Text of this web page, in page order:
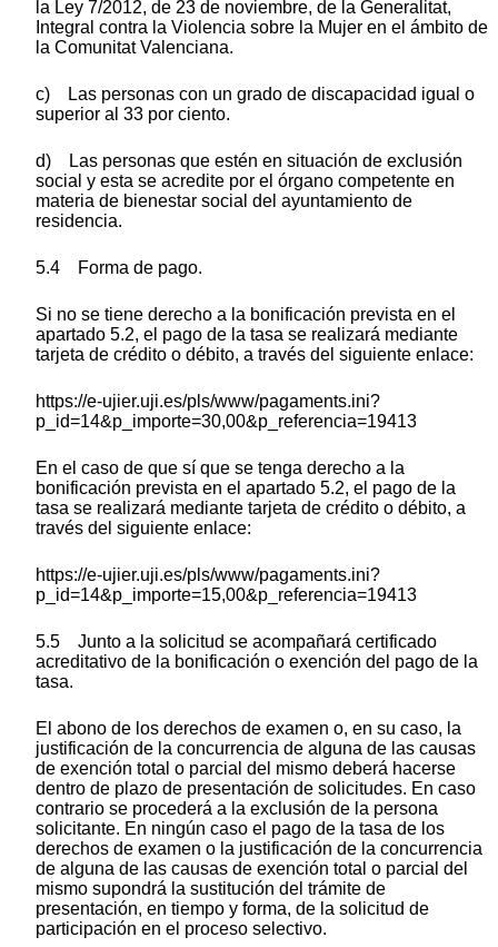
la Ley 7/2012, de 23 de noviembre, de la Generalitat,
Integral contra la Violencia sobre la Mujer en el ámbito de
la Comunitat Valenciana.
c) Las personas con un grado de discapacidad igual o
superior al 33 por ciento.
d) Las personas que estén en situación de exclusión
social y esta se acredite por el órgano competente en
materia de bienestar social del ayuntamiento de
residencia.
5.4 Forma de pago.
Si no se tiene derecho a la bonificación prevista en el
apartado 5.2, el pago de la tasa se realizará mediante
tarjeta de crédito o débito, a través del siguiente enlace:
https://e-ujier.uji.es/pls/www/pagaments.ini?
p_id=14&p_importe=30,00&p_referencia=19413
En el caso de que sí que se tenga derecho a la
bonificación prevista en el apartado 5.2, el pago de la
tasa se realizará mediante tarjeta de crédito o débito, a
través del siguiente enlace:
https://e-ujier.uji.es/pls/www/pagaments.ini?
p_id=14&p_importe=15,00&p_referencia=19413
5.5 Junto a la solicitud se acompañará certificado
acreditativo de la bonificación o exención del pago de la
tasa.
El abono de los derechos de examen o, en su caso, la
justificación de la concurrencia de alguna de las causas
de exención total o parcial del mismo deberá hacerse
dentro de plazo de presentación de solicitudes. En caso
contrario se procederá a la exclusión de la persona
solicitante. En ningún caso el pago de la tasa de los
derechos de examen o la justificación de la concurrencia
de alguna de las causas de exención total o parcial del
mismo supondrá la sustitución del trámite de
presentación, en tiempo y forma, de la solicitud de
participación en el proceso selectivo.